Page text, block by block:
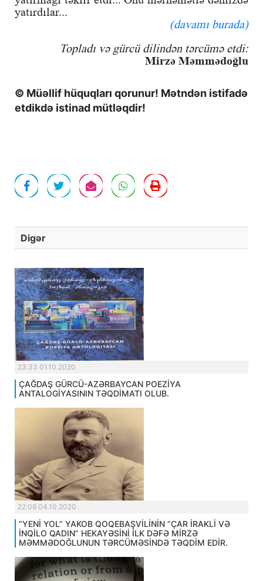
yatırdılar...
(davamı burada)
Topladı və gürcü dilindən tərcümə etdi:
Mirzə Məmmədoğlu
© Müəllif hüquqları qorunur! Mətndən istifadə
etdikdə istinad mütləqdir!
Digər
23:33 01.10.2020
ÇAĞDAŞ GÜRCÜ-AZƏRBAYCAN POEZİYA
ANTALOGİYASININ TƏQDİMATI OLUB.
22:09 04.10.2020
“YENİ YOL” YAKOB QOQEBAŞVİLİNİN “ÇAR İRAKLİ VƏ
İNQİLO QADIN” HEKAYƏSİNİ İLK DƏFƏ MİRZƏ
MƏMMƏDOĞLUNUN TƏRCÜMƏSİNDƏ TƏQDİM EDİR.